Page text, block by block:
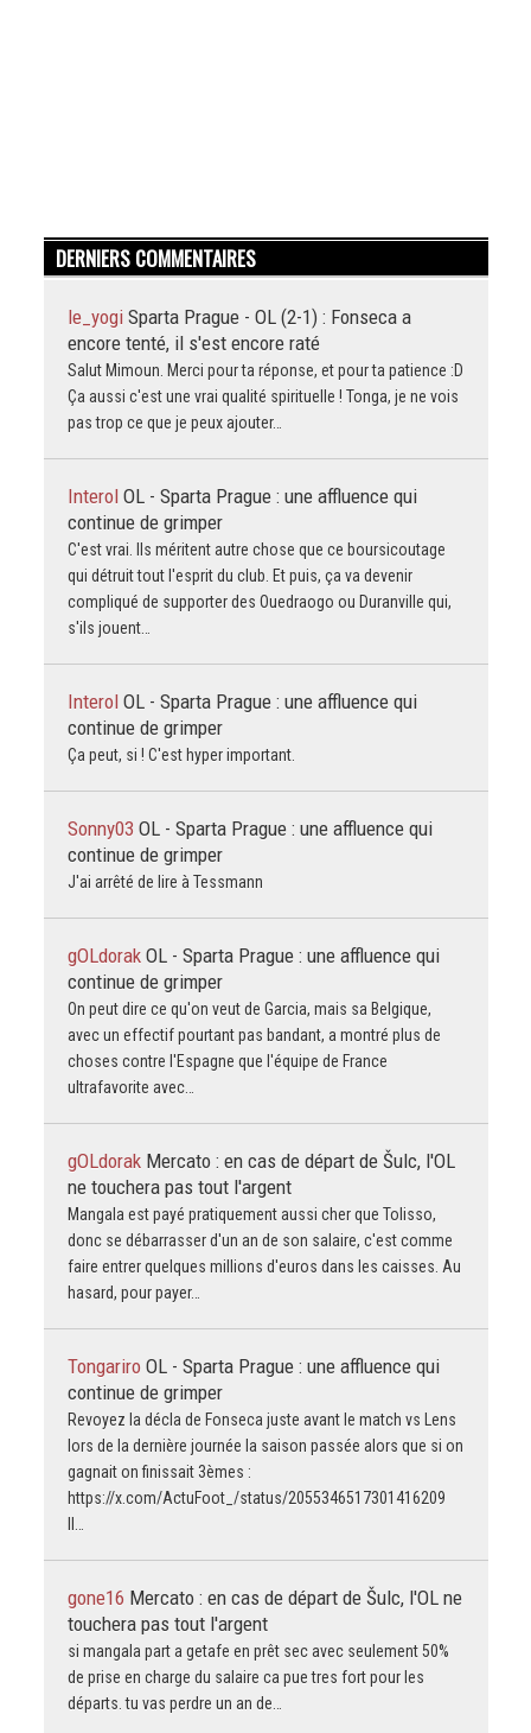
DERNIERS COMMENTAIRES
le_yogi Sparta Prague - OL (2-1) : Fonseca a
encore tenté, il s'est encore raté
Salut Mimoun. Merci pour ta réponse, et pour ta patience :D
Ça aussi c'est une vrai qualité spirituelle ! Tonga, je ne vois
pas trop ce que je peux ajouter…
Interol OL - Sparta Prague : une affluence qui
continue de grimper
C'est vrai. Ils méritent autre chose que ce boursicoutage
qui détruit tout l'esprit du club. Et puis, ça va devenir
compliqué de supporter des Ouedraogo ou Duranville qui,
s'ils jouent…
Interol OL - Sparta Prague : une affluence qui
continue de grimper
Ça peut, si ! C'est hyper important.
Sonny03 OL - Sparta Prague : une affluence qui
continue de grimper
J'ai arrêté de lire à Tessmann
gOLdorak OL - Sparta Prague : une affluence qui
continue de grimper
On peut dire ce qu'on veut de Garcia, mais sa Belgique,
avec un effectif pourtant pas bandant, a montré plus de
choses contre l'Espagne que l'équipe de France
ultrafavorite avec…
gOLdorak Mercato : en cas de départ de Šulc, l'OL
ne touchera pas tout l'argent
Mangala est payé pratiquement aussi cher que Tolisso,
donc se débarrasser d'un an de son salaire, c'est comme
faire entrer quelques millions d'euros dans les caisses. Au
hasard, pour payer…
Tongariro OL - Sparta Prague : une affluence qui
continue de grimper
Revoyez la décla de Fonseca juste avant le match vs Lens
lors de la dernière journée la saison passée alors que si on
gagnait on finissait 3èmes :
https://x.com/ActuFoot_/status/2055346517301416209
gone16 Mercato : en cas de départ de Šulc, l'OL ne
touchera pas tout l'argent
si mangala part a getafe en prêt sec avec seulement 50%
de prise en charge du salaire ca pue tres fort pour les
départs. tu vas perdre un an de…